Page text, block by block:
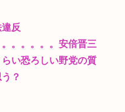
反
。。。。。安倍晋三
い恐ろしい野党の質
？